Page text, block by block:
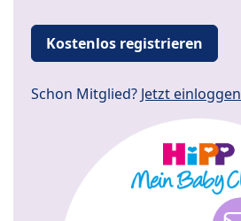
Kostenlos registrieren
Schon Mitglied? Jetzt einloggen